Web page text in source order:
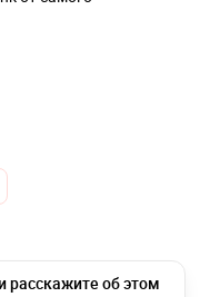
расскажите об этом